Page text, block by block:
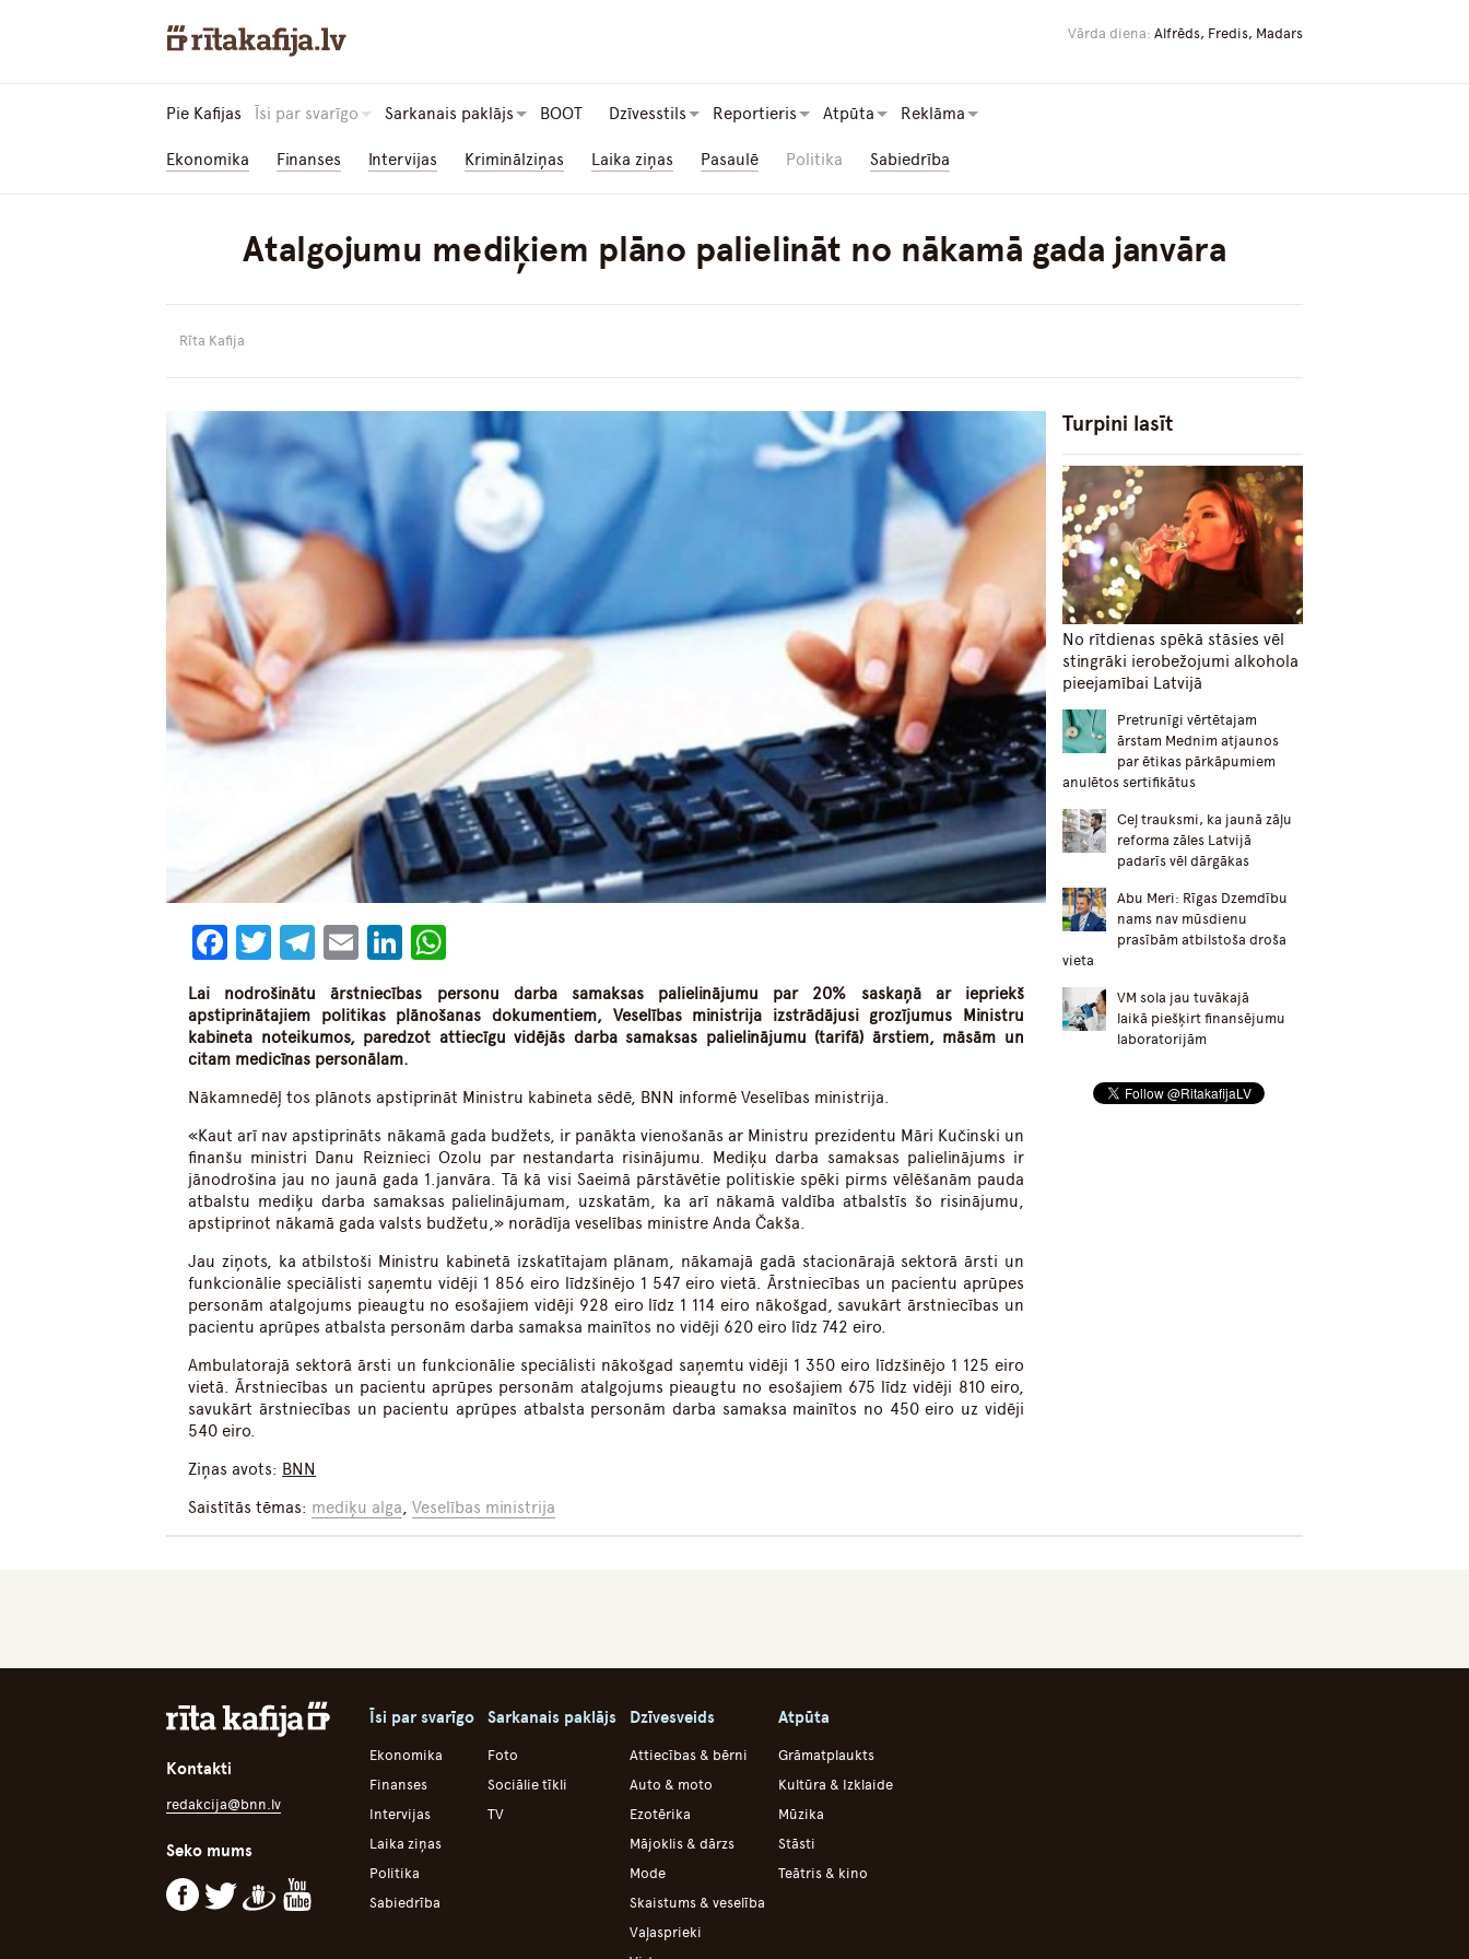
Vārda diena: Alfrēds, Fredis, Madars
Pie Kafijas Īsi par svarīgo Sarkanais paklājs BOOT Dzīvesstils Reportieris Atpūta Reklāma
Ekonomika Finanses Intervijas Kriminālziņas Laika ziņas Pasaulē Politika Sabiedrība
Atalgojumu mediķiem plāno palielināt no nākamā gada janvāra
Rīta Kafija
Facebook
Twitter
Telegram
EmailLinkedIn
Lai nodrošinātu ārstniecības personu darba samaksas palielinājumu par 20% saskaņā ar iepriekš
apstiprinātajiem politikas plānošanas dokumentiem, Veselības ministrija izstrādājusi grozījumus Ministru
kabineta noteikumos, paredzot attiecīgu vidējās darba samaksas palielinājumu (tarifā) ārstiem, māsām un
citam medicīnas personālam.
Nākamnedēļ tos plānots apstiprināt Ministru kabineta sēdē, BNN informē Veselības ministrija.
«Kaut arī nav apstiprināts nākamā gada budžets, ir panākta vienošanās ar Ministru prezidentu Māri Kučinski un
finanšu ministri Danu Reiznieci Ozolu par nestandarta risinājumu. Mediķu darba samaksas palielinājums ir
jānodrošina jau no jaunā gada 1.janvāra. Tā kā visi Saeimā pārstāvētie politiskie spēki pirms vēlēšanām pauda
atbalstu mediķu darba samaksas palielinājumam, uzskatām, ka arī nākamā valdība atbalstīs šo risinājumu,
apstiprinot nākamā gada valsts budžetu,» norādīja veselības ministre Anda Čakša.
Jau ziņots, ka atbilstoši Ministru kabinetā izskatītajam plānam, nākamajā gadā stacionārajā sektorā ārsti un
funkcionālie speciālisti saņemtu vidēji 1 856 eiro līdzšinējo 1 547 eiro vietā. Ārstniecības un pacientu aprūpes
personām atalgojums pieaugtu no esošajiem vidēji 928 eiro līdz 1 114 eiro nākošgad, savukārt ārstniecības un
pacientu aprūpes atbalsta personām darba samaksa mainītos no vidēji 620 eiro līdz 742 eiro.
Ambulatorajā sektorā ārsti un funkcionālie speciālisti nākošgad saņemtu vidēji 1 350 eiro līdzšinējo 1 125 eiro
vietā. Ārstniecības un pacientu aprūpes personām atalgojums pieaugtu no esošajiem 675 līdz vidēji 810 eiro,
savukārt ārstniecības un pacientu aprūpes atbalsta personām darba samaksa mainītos no 450 eiro uz vidēji
540 eiro.
Ziņas avots: BNN
Saistītās tēmas: mediķu alga,Veselības ministrija
Turpini lasīt
No rītdienas spēkā stāsies vēl
stingrāki ierobežojumi alkohola
pieejamībai Latvijā
Pretrunīgi vērtētajam
ārstam Mednim atjaunos
par ētikas pārkāpumiem
anulētos sertifikātus
Ceļ trauksmi, ka jaunā zāļu
reforma zāles Latvijā
padarīs vēl dārgākas
Abu Meri: Rīgas Dzemdību
nams nav mūsdienu
prasībām atbilstoša droša
vieta
VM sola jau tuvākajā
laikā piešķirt finansējumu
laboratorijām
Kontakti
redakcija@bnn.lv
Seko mums
Īsi par svarīgo
Ekonomika
Finanses
Intervijas
Laika ziņas
Politika
Sabiedrība
Sarkanais paklājs
Foto
Sociālie tīkli
TV
Dzīvesveids
Attiecības & bērni
Auto & moto
Ezotērika
Mājoklis & dārzs
Mode
Skaistums & veselība
Vaļasprieki
Atpūta
Grāmatplaukts
Kultūra & Izklaide
Mūzika
Stāsti
Teātris & kino